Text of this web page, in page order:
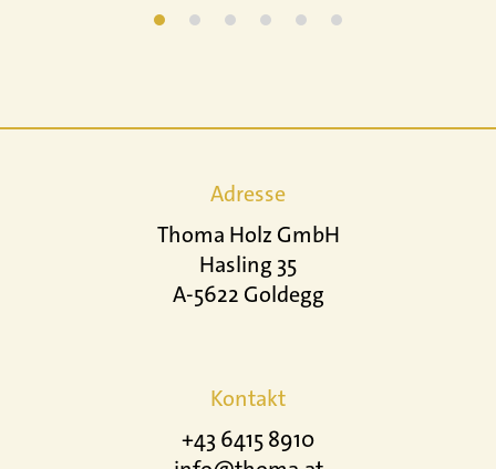
Adresse
Thoma Holz GmbH
Hasling 35
A-5622 Goldegg
Kontakt
+43 6415 8910